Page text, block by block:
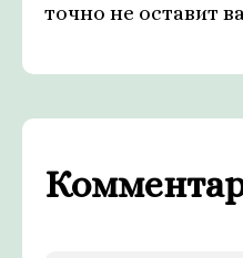
точно не оставит